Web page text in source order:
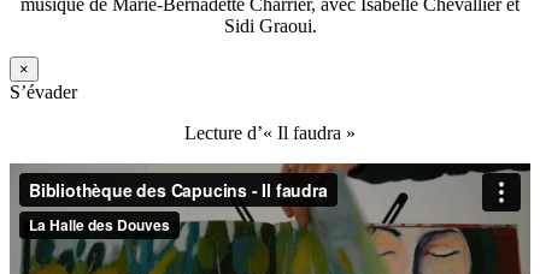
musique de Marie-Bernadette Charrier, avec Isabelle Chevallier et
Sidi Graoui.
×
S’évader
Lecture d’« Il faudra »